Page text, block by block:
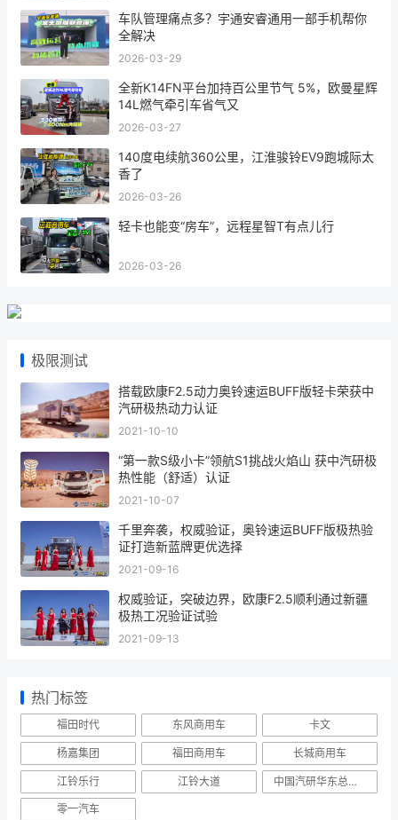
原创视频
2026-03-31
全解决
2026-03-26
轻卡也能变“房车”，远程星智T有点儿行
2026-03-26
极限测试
汽研极热动力认证
2021-10-10
千里奔袭，权威验证，奥铃速运BUFF版极热验
证打造新蓝牌更优选择
2021-09-16
权威验证，突破边界，欧康F2.5顺利通过新疆